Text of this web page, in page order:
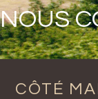
NOUS
CÔTÉ